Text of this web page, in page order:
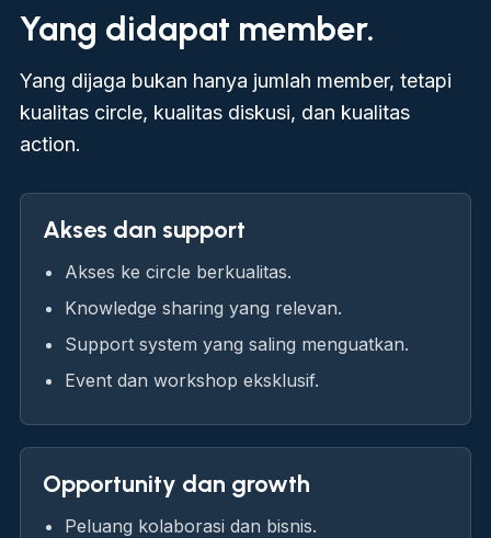
Yang didapat member.
Yang dijaga bukan hanya jumlah member, tetapi
kualitas circle, kualitas diskusi, dan kualitas
action.
Akses dan support
Akses ke circle berkualitas.
Knowledge sharing yang relevan.
Support system yang saling menguatkan.
Event dan workshop eksklusif.
Opportunity dan growth
Peluang kolaborasi dan bisnis.